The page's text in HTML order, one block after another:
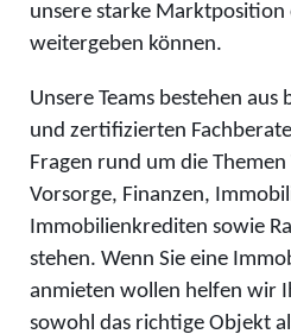
unsere starke Marktposition
weitergeben können.
Unsere Teams bestehen aus
und zertifizierten
Fragen rund um die
Vorsorge, Finanzen,
Immobilienkrediten sowie
stehen. Wenn Sie eine
anmieten wollen helfen wir
sowohl das richtige Objekt